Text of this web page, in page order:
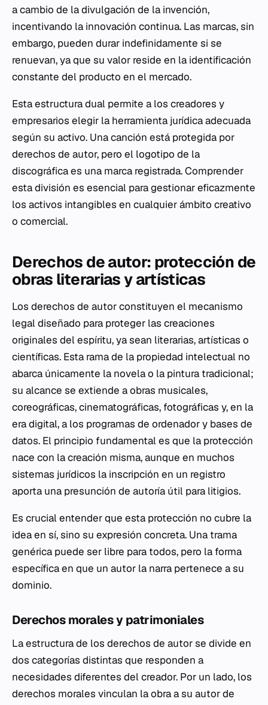
a cambio de la divulgación de la invención,
incentivando la innovación continua. Las marcas, sin
embargo, pueden durar indefinidamente si se
renuevan, ya que su valor reside en la identificación
constante del producto en el mercado.
Esta estructura dual permite a los creadores y
empresarios elegir la herramienta jurídica adecuada
según su activo. Una canción está protegida por
derechos de autor, pero el logotipo de la
discográfica es una marca registrada. Comprender
esta división es esencial para gestionar eficazmente
los activos intangibles en cualquier ámbito creativo
o comercial.
Derechos de autor: protección de
obras literarias y artísticas
Los derechos de autor constituyen el mecanismo
legal diseñado para proteger las creaciones
originales del espíritu, ya sean literarias, artísticas o
científicas. Esta rama de la propiedad intelectual no
abarca únicamente la novela o la pintura tradicional;
su alcance se extiende a obras musicales,
coreográficas, cinematográficas, fotográficas y, en la
era digital, a los programas de ordenador y bases de
datos. El principio fundamental es que la protección
nace con la creación misma, aunque en muchos
sistemas jurídicos la inscripción en un registro
aporta una presunción de autoría útil para litigios.
Es crucial entender que esta protección no cubre la
idea en sí, sino su expresión concreta. Una trama
genérica puede ser libre para todos, pero la forma
específica en que un autor la narra pertenece a su
dominio.
Derechos morales y patrimoniales
La estructura de los derechos de autor se divide en
dos categorías distintas que responden a
necesidades diferentes del creador. Por un lado, los
derechos morales vinculan la obra a su autor de